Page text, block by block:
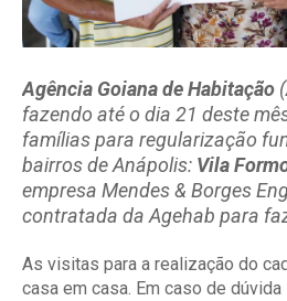
Agência Goiana de Habitação (
fazendo até o dia 21 deste
famílias para regularização
bairros de Anápolis: Vila
empresa Mendes & Borges
contratada da Agehab para
As visitas para a realização do
casa em casa. Em caso de